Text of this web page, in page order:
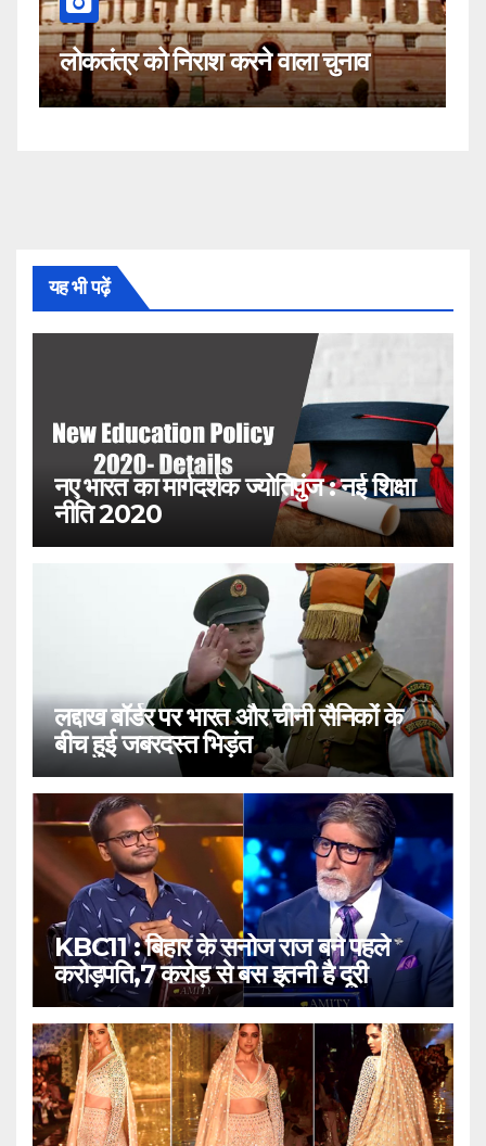
कहीं यह सीजेआई के खिलाफ साजिश तो
नहीं!
यह भी पढ़ें
नए भारत का मार्गदर्शक ज्योतिपुंज : नई शिक्षा
नीति 2020
लद्दाख बॉर्डर पर भारत और चीनी सैनिकों के
बीच हुई जबरदस्त भिड़ंत
KBC11 : बिहार के सनोज राज बने पहले
करोड़पति,7 करोड़ से बस इतनी है दूरी